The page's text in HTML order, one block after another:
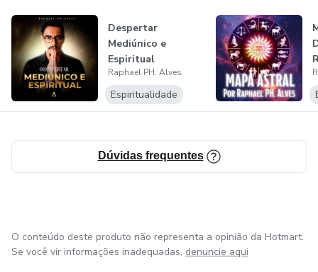
Despertar
Mediúnico e
Espiritual
Raphael PH. Alves
Espiritualidade
Dúvidas frequentes
O conteúdo deste produto não representa a opinião da Hotmart.
Se você vir informações inadequadas, denuncie aqui